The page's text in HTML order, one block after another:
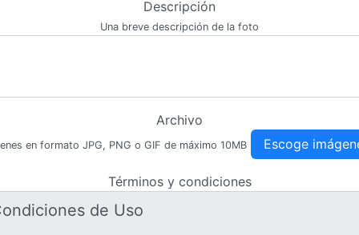
Descripción
Una breve descripción de la foto
Archivo
en formato JPG, PNG o GIF de máximo 10MB Escoge
Términos y condiciones